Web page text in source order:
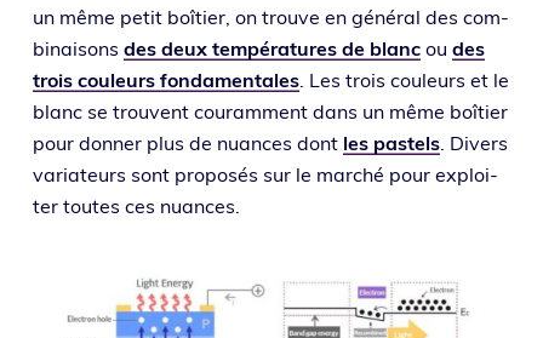
un même petit boî­tier, on trouve en géné­ral des com­
bi­nai­sons des deux tem­pé­ra­tures de blancou des
trois cou­leurs fon­da­men­tales. Les trois cou­leurs et le
blanc se trouvent cou­ram­ment dans un même boî­tier
pour don­ner plus de nuances dont les pas­tels. Divers
varia­teurs sont pro­po­sés sur le mar­ché pour exploi­
ter toutes ces nuances.